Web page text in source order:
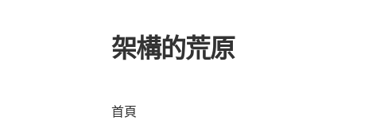
跳
至
覽
列
跳
至
要
內
架構的荒原
首頁